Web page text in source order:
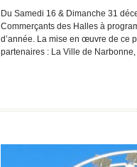
Du Samedi 16 & Dimanche 31
Commerçants des Halles à
d’année. La mise en œuvre de ce
partenaires : La Ville de